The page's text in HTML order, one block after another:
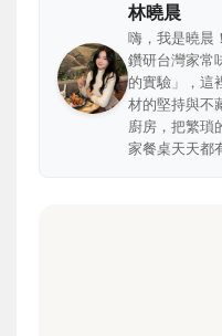
林曉晨
嗨，我是曉晨
鑽研台灣家常
的實驗」，這
材的堅持與不
廚房，把繁瑣
家餐桌天天都